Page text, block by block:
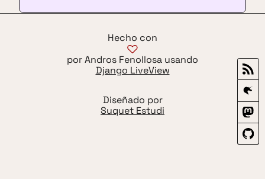
Hecho con
por Andros Fenollosa usando
Django LiveView
Diseñado por
Suquet Estudi